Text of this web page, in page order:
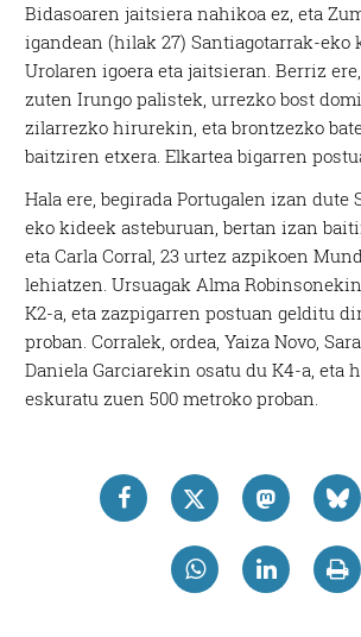
Bidasoaren jaitsiera nahikoa ez, eta
igandean (hilak 27) Santiagotarrak-eko
Urolaren igoera eta jaitsieran. Berriz
zuten Irungo palistek, urrezko bost
zilarrezko hirurekin, eta brontzezko
baitziren etxera. Elkartea bigarren
Hala ere, begirada Portugalen izan dute
eko kideek asteburuan, bertan izan
eta Carla Corral, 23 urtez azpikoen
lehiatzen. Ursuagak Alma
K2-a, eta zazpigarren postuan gelditu
proban. Corralek, ordea, Yaiza Novo,
Daniela Garciarekin osatu du K4-a, eta
eskuratu zuen 500 metroko proban.